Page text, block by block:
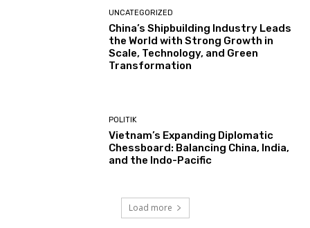
UNCATEGORIZED
China’s Shipbuilding Industry Leads
the World with Strong Growth in
Scale, Technology, and Green
Transformation
POLITIK
Vietnam’s Expanding Diplomatic
Chessboard: Balancing China, India,
and the Indo-Pacific
Load more